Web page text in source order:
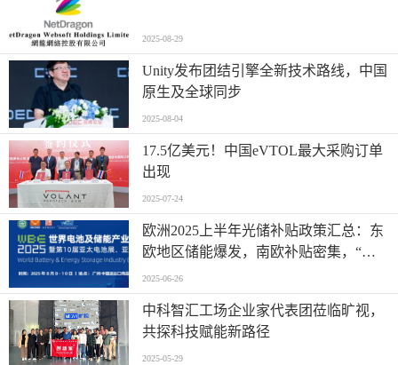
2025-08-29
Unity发布团结引擎全新技术路线，中国
原生及全球同步
2025-08-04
17.5亿美元！中国eVTOL最大采购订单
出现
2025-07-24
欧洲2025上半年光储补贴政策汇总：东
欧地区储能爆发，南欧补贴密集，“削
光补储”模式迅速扩张
2025-06-26
中科智汇工场企业家代表团莅临旷视，
共探科技赋能新路径
2025-05-29